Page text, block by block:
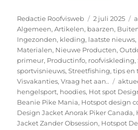
Auteur
Redactie Roofvisweb
Geplaatst
op
2 juli 2025
Algemeen,Artikelen, baarzen,
Ingezonden, kleding, laatste nieuws,
Materialen, Nieuwe Producten,
primeur, Productinfo, roofviskleding,
sportvisnieuws,Streetfishing,tips en
Visvakanties,Vraag het aan.. Tags
hengelsport, hoodies, Hot spot
Beanie Pike Mania, Hotspot design
Design Jacket Anorak Piker Canada,
Jacket Zander Obsession, Hotspot